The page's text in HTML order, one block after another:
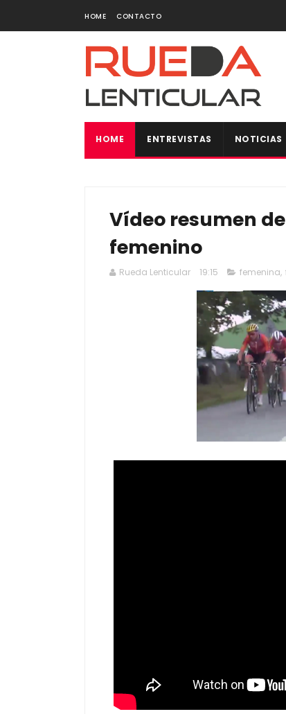
HOME CONTACTO
HOME ENTREVISTAS NOTICIAS
Vídeo resumen
femenino
Rueda Lenticular 19:15 femenina,